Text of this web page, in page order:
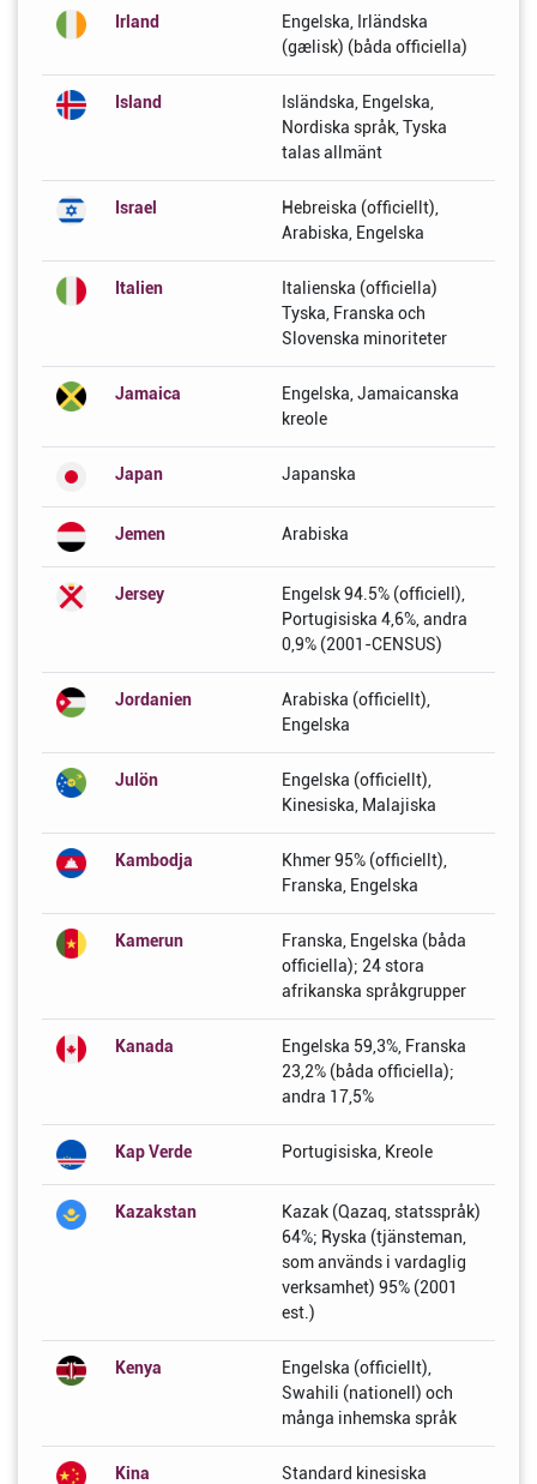
Irland
Engelska, Irländska
(gælisk) (båda officiella)
Island
Isländska, Engelska,
Nordiska språk, Tyska
talas allmänt
Israel
Hebreiska (officiellt),
Arabiska, Engelska
Italien
Italienska (officiella)
Tyska, Franska och
Slovenska minoriteter
Jamaica
Engelska, Jamaicanska
kreole
Japan Japanska
Jemen Arabiska
Jersey
Engelsk 94.5% (officiell),
Portugisiska 4,6%, andra
0,9% (2001-CENSUS)
Jordanien
Arabiska (officiellt),
Engelska
Julön
Engelska (officiellt),
Kinesiska, Malajiska
Kambodja
Khmer 95% (officiellt),
Franska, Engelska
Kamerun
Franska, Engelska (båda
officiella); 24 stora
afrikanska språkgrupper
Kanada
Engelska 59,3%, Franska
23,2% (båda officiella);
andra 17,5%
Kap Verde Portugisiska, Kreole
Kazakstan
Kazak (Qazaq, statsspråk)
64%; Ryska (tjänsteman,
som används i vardaglig
verksamhet) 95% (2001
est.)
Kenya
Engelska (officiellt),
Swahili (nationell) och
många inhemska språk
Kina
Standard kinesiska